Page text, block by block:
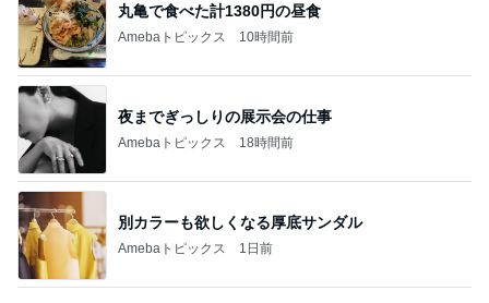
丸亀で食べた計1380円の昼食
Amebaトピックス 10時間前
夜までぎっしりの展示会の仕事
Amebaトピックス 18時間前
別カラーも欲しくなる厚底サンダル
Amebaトピックス 1日前